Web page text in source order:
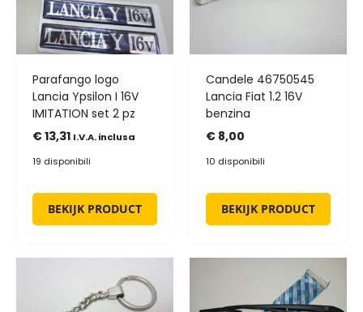
Parafango logo
Lancia Ypsilon I 16V
IMITATION set 2 pz
€13,31 I.V.A. inclusa
19 disponibili
BEKIJK PRODUCT
Candele 46750545
Lancia Fiat 1.2 16V
benzina
€ 8,00
10 disponibili
BEKIJK PRODUCT